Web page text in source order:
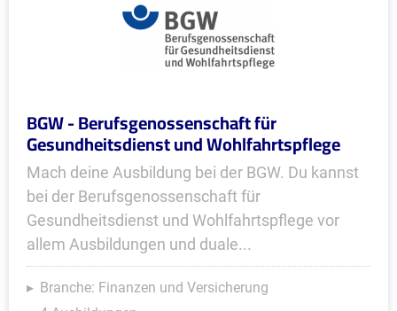
BGW - Berufsgenossenschaft für
Gesundheitsdienst und Wohlfahrtspflege
Mach deine Ausbildung bei der BGW. Du kannst
bei der Berufsgenossenschaft für
Gesundheitsdienst und Wohlfahrtspflege vor
allem Ausbildungen und duale...
Branche: Finanzen und Versicherung